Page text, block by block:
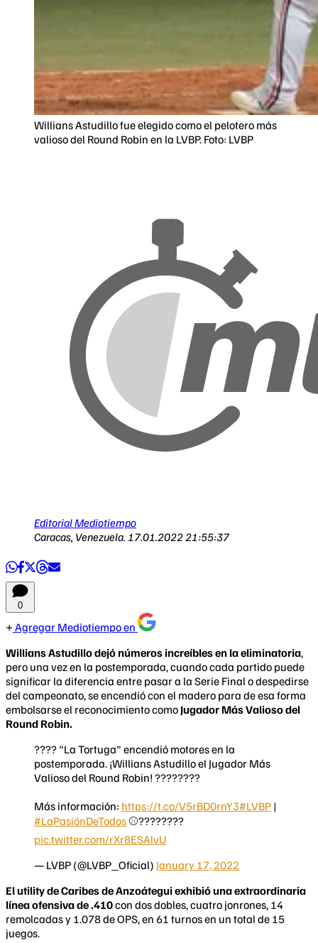
Willians Astudillo fue elegido como el pelotero más
valioso del Round Robin en la LVBP. Foto: LVBP
Editorial Mediotiempo
Caracas, Venezuela. 17.01.2022 21:55:37
0
Agregar Mediotiempo en
Willians Astudillo dejó números increíbles en la eliminatoria,
pero una vez en la postemporada, cuando cada partido puede
significar la diferencia entre pasar a la Serie Final o despedirse
del campeonato, se encendió con el madero para de esa forma
embolsarse el reconocimiento como Jugador Más Valioso del
Round Robin.
???? "La Tortuga" encendió motores en la
postemporada. ¡Willians Astudillo el Jugador Más
Valioso del Round Robin! ????????
Más información: https://t.co/V5rBD0rnY3#LVBP |
#LaPasiónDeTodos ⚾????????
pic.twitter.com/rXr8ESAlvU
— LVBP (@LVBP_Oficial) January 17, 2022
El utility de Caribes de Anzoátegui exhibió una extraordinaria
línea ofensiva de .410con dos dobles, cuatro jonrones, 14
remolcadas y 1.078 de OPS, en 61 turnos en un total de 15
juegos.